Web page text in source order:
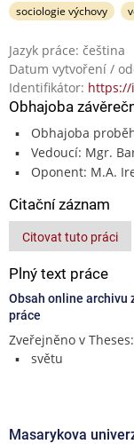
sociologie výchovy
Jazyk práce: čeština
Datum vytvoření /
Identifikátor:
Obhajoba
Obhajoba
Vedoucí: Mgr.
Oponent: M.A.
Citační záznam
Citovat tuto práci
Plný text práce
Obsah online archivu
práce
Zveřejněno v Theses:
světu
Masarykova